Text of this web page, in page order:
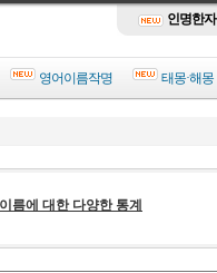
인명한자
영어이름작명 태몽·해몽